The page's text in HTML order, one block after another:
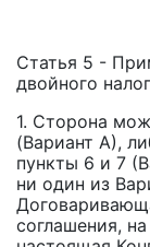
Статья 5 -
двойного
1. Сторона
(Вариант А),
пункты 6 и 7
ни один из
соглашения,